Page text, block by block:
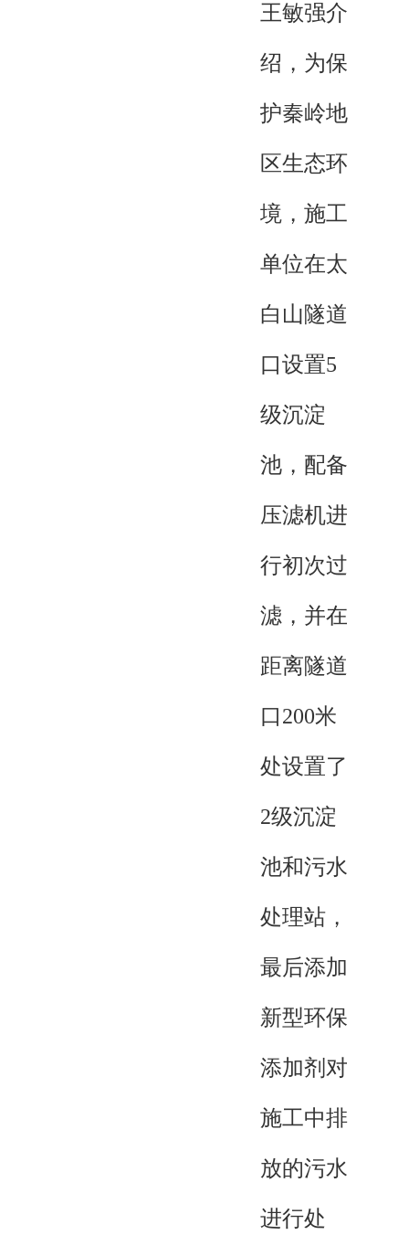
王敏强介
绍，为保
护秦岭地
区生态环
境，施工
单位在太
白山隧道
口设置5
级沉淀
池，配备
压滤机进
行初次过
滤，并在
距离隧道
口200米
处设置了
2级沉淀
池和污水
处理站，
最后添加
新型环保
添加剂对
施工中排
放的污水
进行处